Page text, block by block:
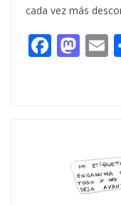
cada vez más
F M
n
E